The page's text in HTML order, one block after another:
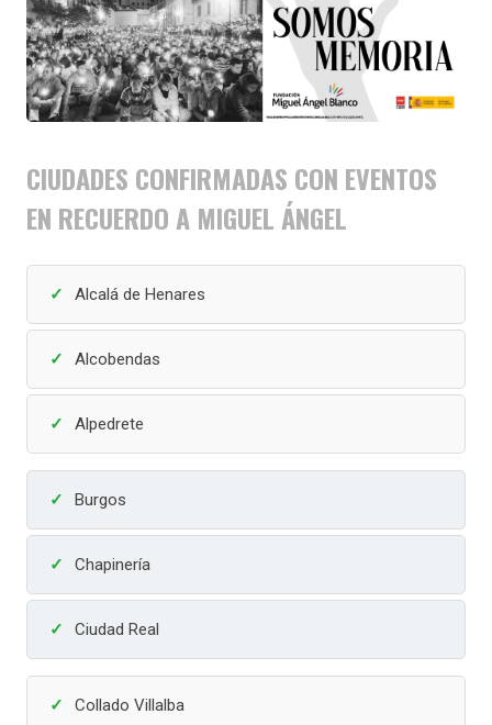
CIUDADES CONFIRMADAS CON EVENTOS
EN RECUERDO A MIGUEL ÁNGEL
Alcalá de Henares
Alcobendas
Alpedrete
Burgos
Chapinería
Ciudad Real
Collado Villalba